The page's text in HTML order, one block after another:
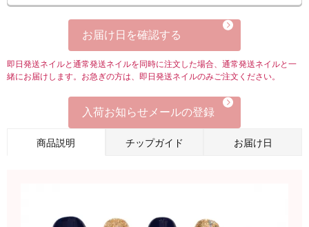
お届け日を確認する
即日発送ネイルと通常発送ネイルを同時に注文した場合、通常発送ネイルと一
緒にお届けします。お急ぎの方は、即日発送ネイルのみご注文ください。
入荷お知らせメールの登録
商品説明 チップガイド お届け日